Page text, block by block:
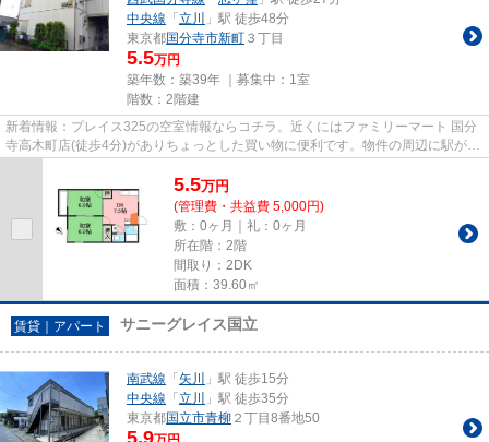
中央線 「 立川
」駅 徒歩48分
東京都国分寺市新町 ３丁目
5.5万円
築年数：築39年 ｜募集中： 1室
階数：2階建
新着情報：プレイス325の空室情報ならコチラ。近くにはファミリーマート 国分
寺高木町店(徒歩4分)がありちょっとした買い物に便利です。物件の周辺に駅が2
5.5万円
(管理費・共益費 5,000円)
敷：0ヶ月｜礼：0ヶ月
所在階：2階
間取り：2DK
面積：39.60㎡
賃貸｜アパート サニーグレイス国立
南武線 「 矢川
」駅 徒歩15分
中央線 「 立川
」駅 徒歩35分
東京都国立市青柳 ２丁目8番地50
5.9